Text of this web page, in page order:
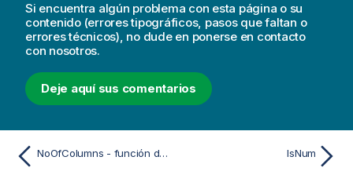
Si encuentra algún problema con esta página o su
contenido (errores tipográficos, pasos que faltan o
errores técnicos), no dude en ponerse en contacto
con nosotros.
Deje aquí sus comentarios
NoOfColumns - función de gráfico IsNum